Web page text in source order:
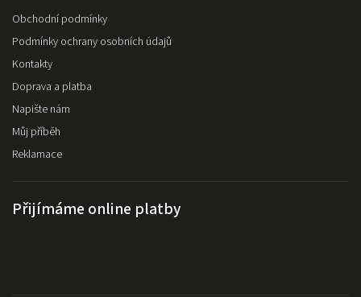
Obchodní podmínky
Podmínky ochrany osobních údajů
Kontakty
Doprava a platba
Napište nám
Můj příběh
Reklamace
Přijímáme online platby